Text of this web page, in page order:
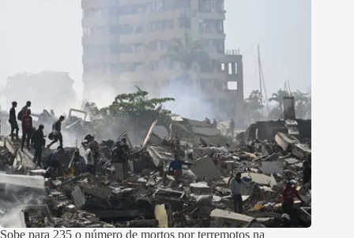
Sobe para 235 o número de mortos por terremotos na